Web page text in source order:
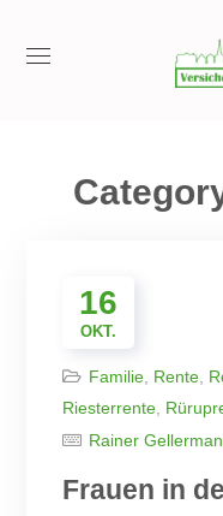
16
OKT.
Familie Rente
Riesterrente
Rainer
Frauen in